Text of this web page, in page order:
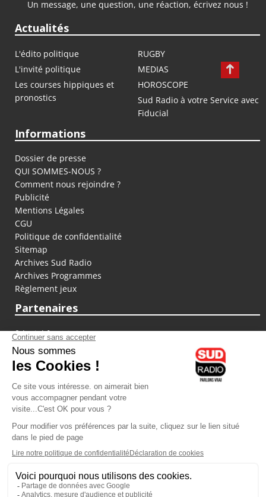
Un message, une question, une réaction, écrivez nous !
Actualités
L'édito politique
RUGBY
L'invité politique
MEDIAS
Les courses hippiques et
pronostics
HOROSCOPE
Sud Radio à votre Service avec
Fiducial
Informations
Dossier de presse
QUI SOMMES-NOUS ?
Comment nous rejoindre ?
Publicité
Mentions Légales
CGU
Politique de confidentialité
Sitemap
Archives Sud Radio
Archives Programmes
Règlement jeux
Partenaires
fiducial.fr
lyoncapitale.fr
olympique-et-lyonnais.com
L'application Iphone / Android
Téléchargez l'application
Les cookies
Gestion des cookies